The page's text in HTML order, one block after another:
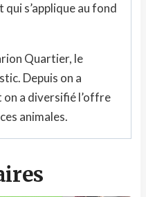
qui s’applique au fond
Quartier, le
Depuis on a
a diversifié l’offre
animales.